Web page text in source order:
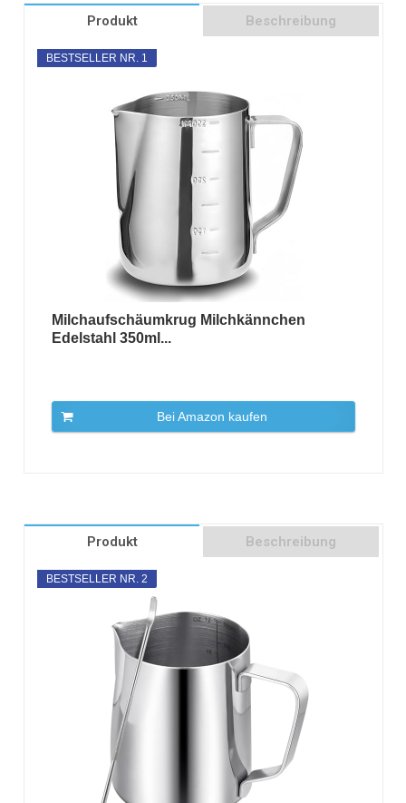
Produkt Beschreibung
BESTSELLER NR. 1
Milchaufschäumkrug Milchkännchen
Edelstahl 350ml...
Bei Amazon kaufen
Produkt Beschreibung
BESTSELLER NR. 2